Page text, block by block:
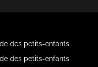
des petits-enfants
des petits-enfants